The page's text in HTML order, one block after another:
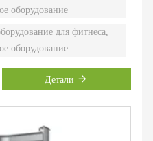
оборудование
для фитнеса,
оборудование
Детали